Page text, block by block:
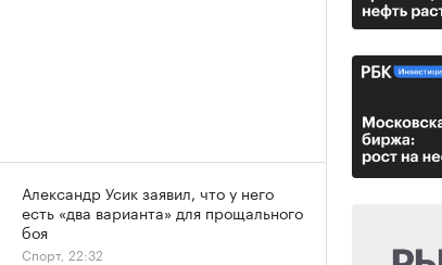
Александр Усик заявил, что у него
есть «два варианта» для прощального
боя
Спорт, 22:32